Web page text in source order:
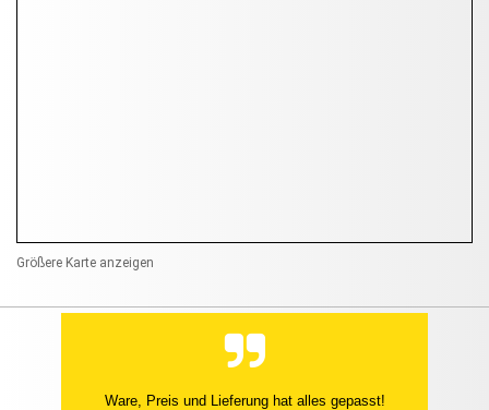
Größere Karte anzeigen
Ware, Preis und Lieferung hat alles gepasst!